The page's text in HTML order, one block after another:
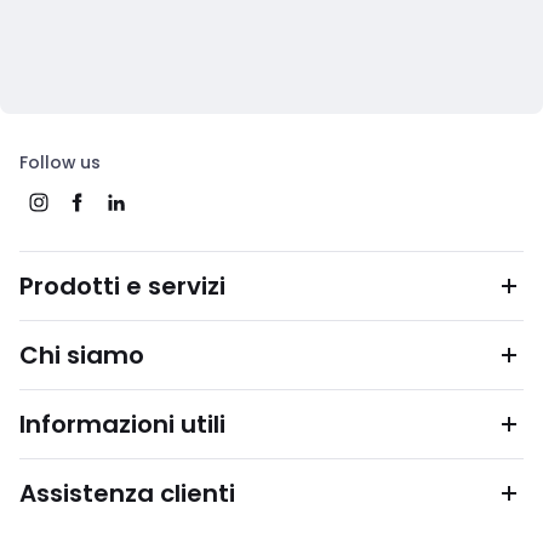
Follow us
Prodotti e servizi
Chi siamo
Informazioni utili
Assistenza clienti